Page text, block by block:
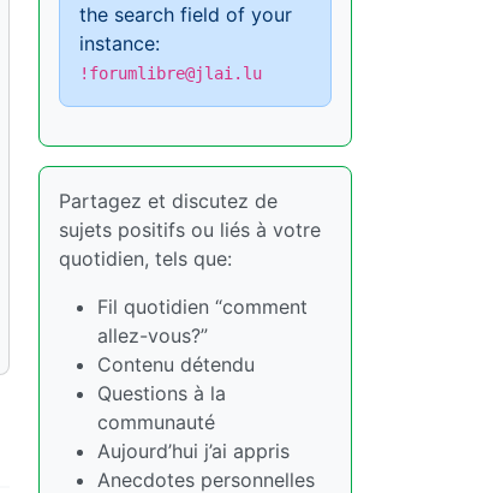
the search field of your
instance:
!forumlibre@jlai.lu
Partagez et discutez de
sujets positifs ou liés à votre
quotidien, tels que:
Fil quotidien “comment
allez-vous?”
Contenu détendu
Questions à la
communauté
Aujourd’hui j’ai appris
Anecdotes personnelles